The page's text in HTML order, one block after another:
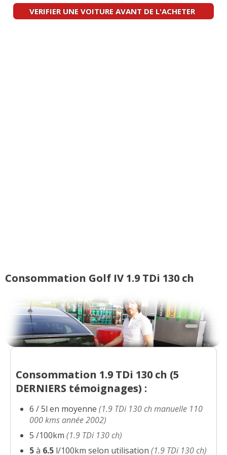
carat(0 )
16/20
1.9 TDi 130 ch 325 000 km 2002/11
19.5/20
1.9 TDi 130 ch année 2003, Match1,
BM6, 310 0(0 )
19/20 1.9 TDi 130 ch(0 )
1.9 TDi 130 ch 09/2003 320 000km
match 2 jant(
VERIFIER UNE VOITURE AVANT DE L'ACHETER
Consommation Golf IV 1.9 TDi 130 ch
Consommation 1.9 TDi 130 ch (5
DERNIERS témoignages) :
6 / 5l en moyenne(1.9 TDi 130 ch manuelle 110
000 kms année 2002)
5 /100km(1.9 TDi 130 ch)
5à 6.5 l/100km selon utilisation(1.9 TDi 130 ch)